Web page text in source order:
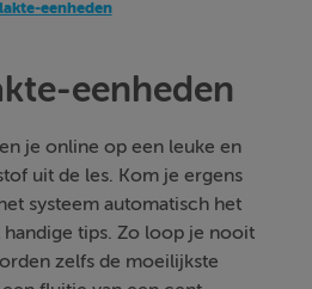
eenheden
eenheden
je online op een leuke en
uit de les. Kom je ergens
systeem automatisch het
handige tips. Zo loop je nooit
zelfs de moeilijkste